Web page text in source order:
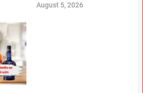
August 5, 2026